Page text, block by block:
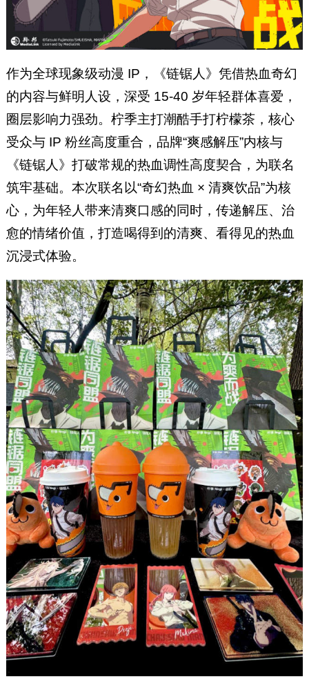
作为全球现象级动漫 IP，《链锯人》凭借热血奇幻
的内容与鲜明人设，深受 15-40 岁年轻群体喜爱，
圈层影响力强劲。柠季主打潮酷手打柠檬茶，核心
受众与 IP 粉丝高度重合，品牌“爽感解压”内核与
《链锯人》打破常规的热血调性高度契合，为联名
筑牢基础。本次联名以“奇幻热血 × 清爽饮品”为核
心，为年轻人带来清爽口感的同时，传递解压、治
愈的情绪价值，打造喝得到的清爽、看得见的热血
沉浸式体验。